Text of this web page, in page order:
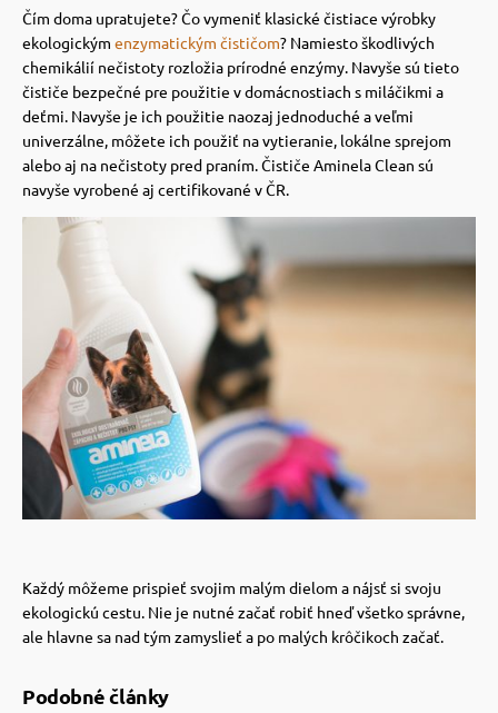
Čím doma upratujete? Čo vymeniť klasické čistiace výrobky
ekologickým enzymatickým čističom? Namiesto škodlivých
chemikálií nečistoty rozložia prírodné enzýmy. Navyše sú tieto
čističe bezpečné pre použitie v domácnostiach s miláčikmi a
deťmi. Navyše je ich použitie naozaj jednoduché a veľmi
univerzálne, môžete ich použiť na vytieranie, lokálne sprejom
alebo aj na nečistoty pred praním. Čističe Aminela Clean sú
navyše vyrobené aj certifikované v ČR.
Každý môžeme prispieť svojim malým dielom a nájsť si svoju
ekologickú cestu. Nie je nutné začať robiť hneď všetko správne,
ale hlavne sa nad tým zamyslieť a po malých krôčikoch začať.
Podobné články